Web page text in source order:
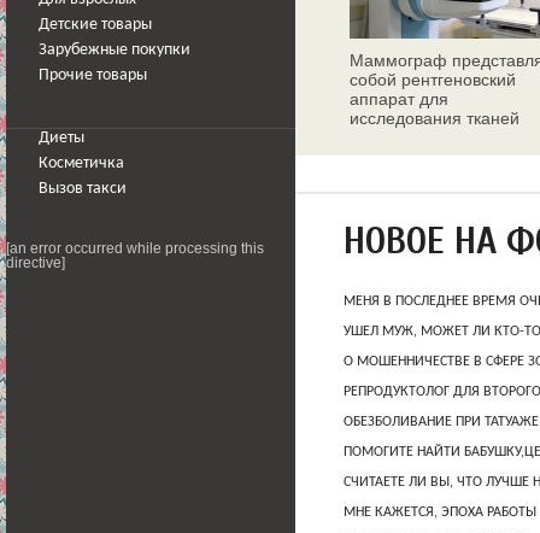
Детские товары
Зарубежные покупки
Прочие товары
Диеты
Косметичка
Вызов такси
[an error occurred while processing this
directive]
Маммограф
собой рентгеновский
аппарат для
исследования тканей
НОВОЕ НА
МЕНЯ В ПОСЛЕДНЕЕ ВРЕМЯ
УШЕЛ МУЖ, МОЖЕТ ЛИ КТО-ТО
О МОШЕННИЧЕСТВЕ В СФЕРЕ
РЕПРОДУКТОЛОГ ДЛЯ
ОБЕЗБОЛИВАНИЕ ПРИ
ПОМОГИТЕ НАЙТИ
СЧИТАЕТЕ ЛИ ВЫ, ЧТО ЛУЧШЕ
МНЕ КАЖЕТСЯ, ЭПОХА